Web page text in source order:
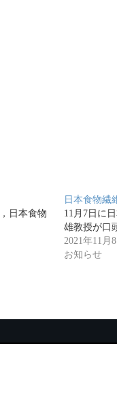
日本食物
日本食物繊
11月7日に
雄教授が口
2021年11月8
お知らせ